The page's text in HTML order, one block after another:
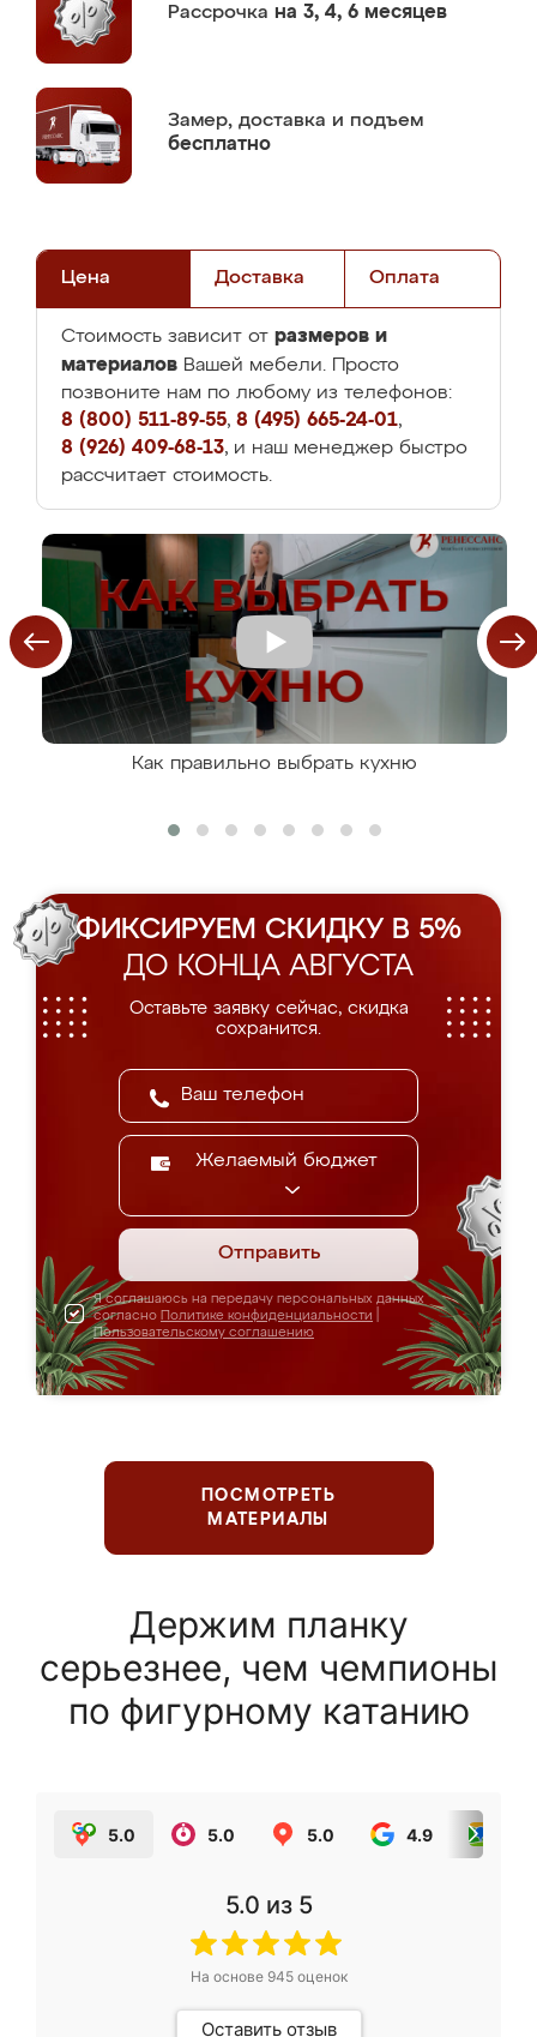
Рассрочка на 3, 4, 6 месяцев
Замер, доставка и подъем
бесплатно
Цена Доставка Оплата
Стоимость зависит от размеров и
материалов Вашей мебели. Просто
позвоните нам по любому из телефонов:
8 (800) 511-89-55, 8 (495) 665-24-01,
8 (926) 409-68-13, и наш менеджер быстро
рассчитает стоимость.
Как правильно выбрать кухню
ФИКСИРУЕМ СКИДКУ В 5%
ДО КОНЦА АВГУСТА
Оставьте заявку сейчас, скидка
сохранится.
Желаемый бюджет
Отправить
Я соглашаюсь на передачу персональных данных
согласно Политике конфиденциальности
Пользовательскому соглашению
ПОСМОТРЕТЬ
МАТЕРИАЛЫ
Держим планку
серьезнее, чем чемпионы
по фигурному катанию
5.0 5.0 5.0 4.9
5.0 из 5
На основе 945оценок
Оставить отзыв